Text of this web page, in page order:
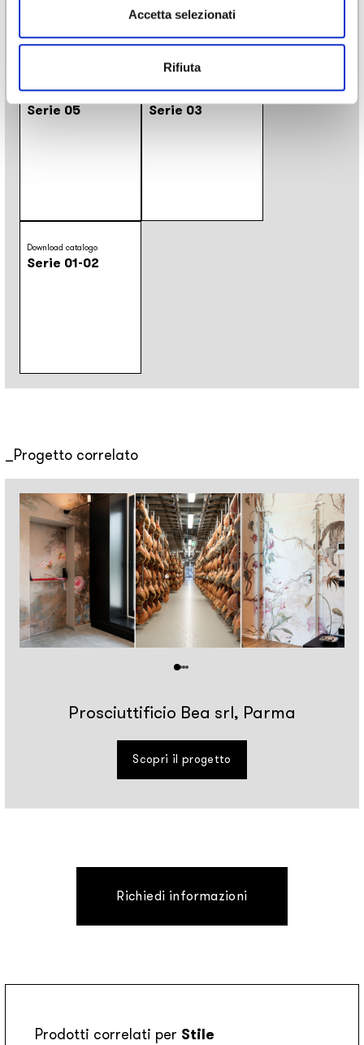
Accetta selezionati
Rifiuta
Materico/Moderno/Natura
Download
Download catalogo
Serie 05
Download catalogo
Serie 03
Download catalogo
Serie 01-02
Progetto correlato
Prosciuttificio Bea srl, Parma
Scopri il progetto
Richiedi informazioni
Prodotti correlati per Stile